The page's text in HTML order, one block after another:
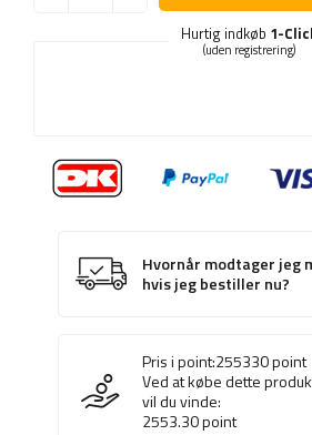
Hurtig indkøb 1-
(uden registrering)
Hvornår modtager jeg
hvis jeg bestiller nu?
Pris i point:255330point
Ved at købe dette
vil du vinde:
2553.30point